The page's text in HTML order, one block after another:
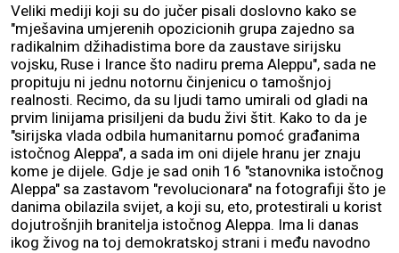
Veliki mediji koji su do jučer pisali doslovno kako se
"mješavina umjerenih opozicionih grupa zajedno sa
radikalnim džihadistima bore da zaustave sirijsku
vojsku, Ruse i Irance što nadiru prema Aleppu", sada ne
propituju ni jednu notornu činjenicu o tamošnjoj
realnosti. Recimo, da su ljudi tamo umirali od gladi na
prvim linijama prisiljeni da budu živi štit. Kako to da je
"sirijska vlada odbila humanitarnu pomoć građanima
istočnog Aleppa", a sada im oni dijele hranu jer znaju
kome je dijele. Gdje je sad onih 16 "stanovnika istočnog
Aleppa" sa zastavom "revolucionara" na fotografiji što je
danima obilazila svijet, a koji su, eto, protestirali u korist
dojutrošnjih branitelja istočnog Aleppa. Ima li danas
ikog živog na toj demokratskoj strani i među navodno